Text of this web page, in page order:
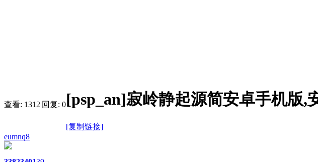
查看: 1312|回复: 0[psp_an]寂岭静起源简安卓手机版,
[复制链接]
eumnq8